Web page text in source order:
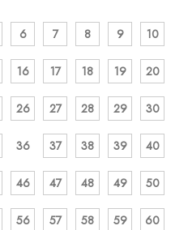
6 7 8 9 10
16 17 18 19 20
26 27 28 29 30
36 37 38 39 40
46 47 48 49 50
56 57 58 59 60